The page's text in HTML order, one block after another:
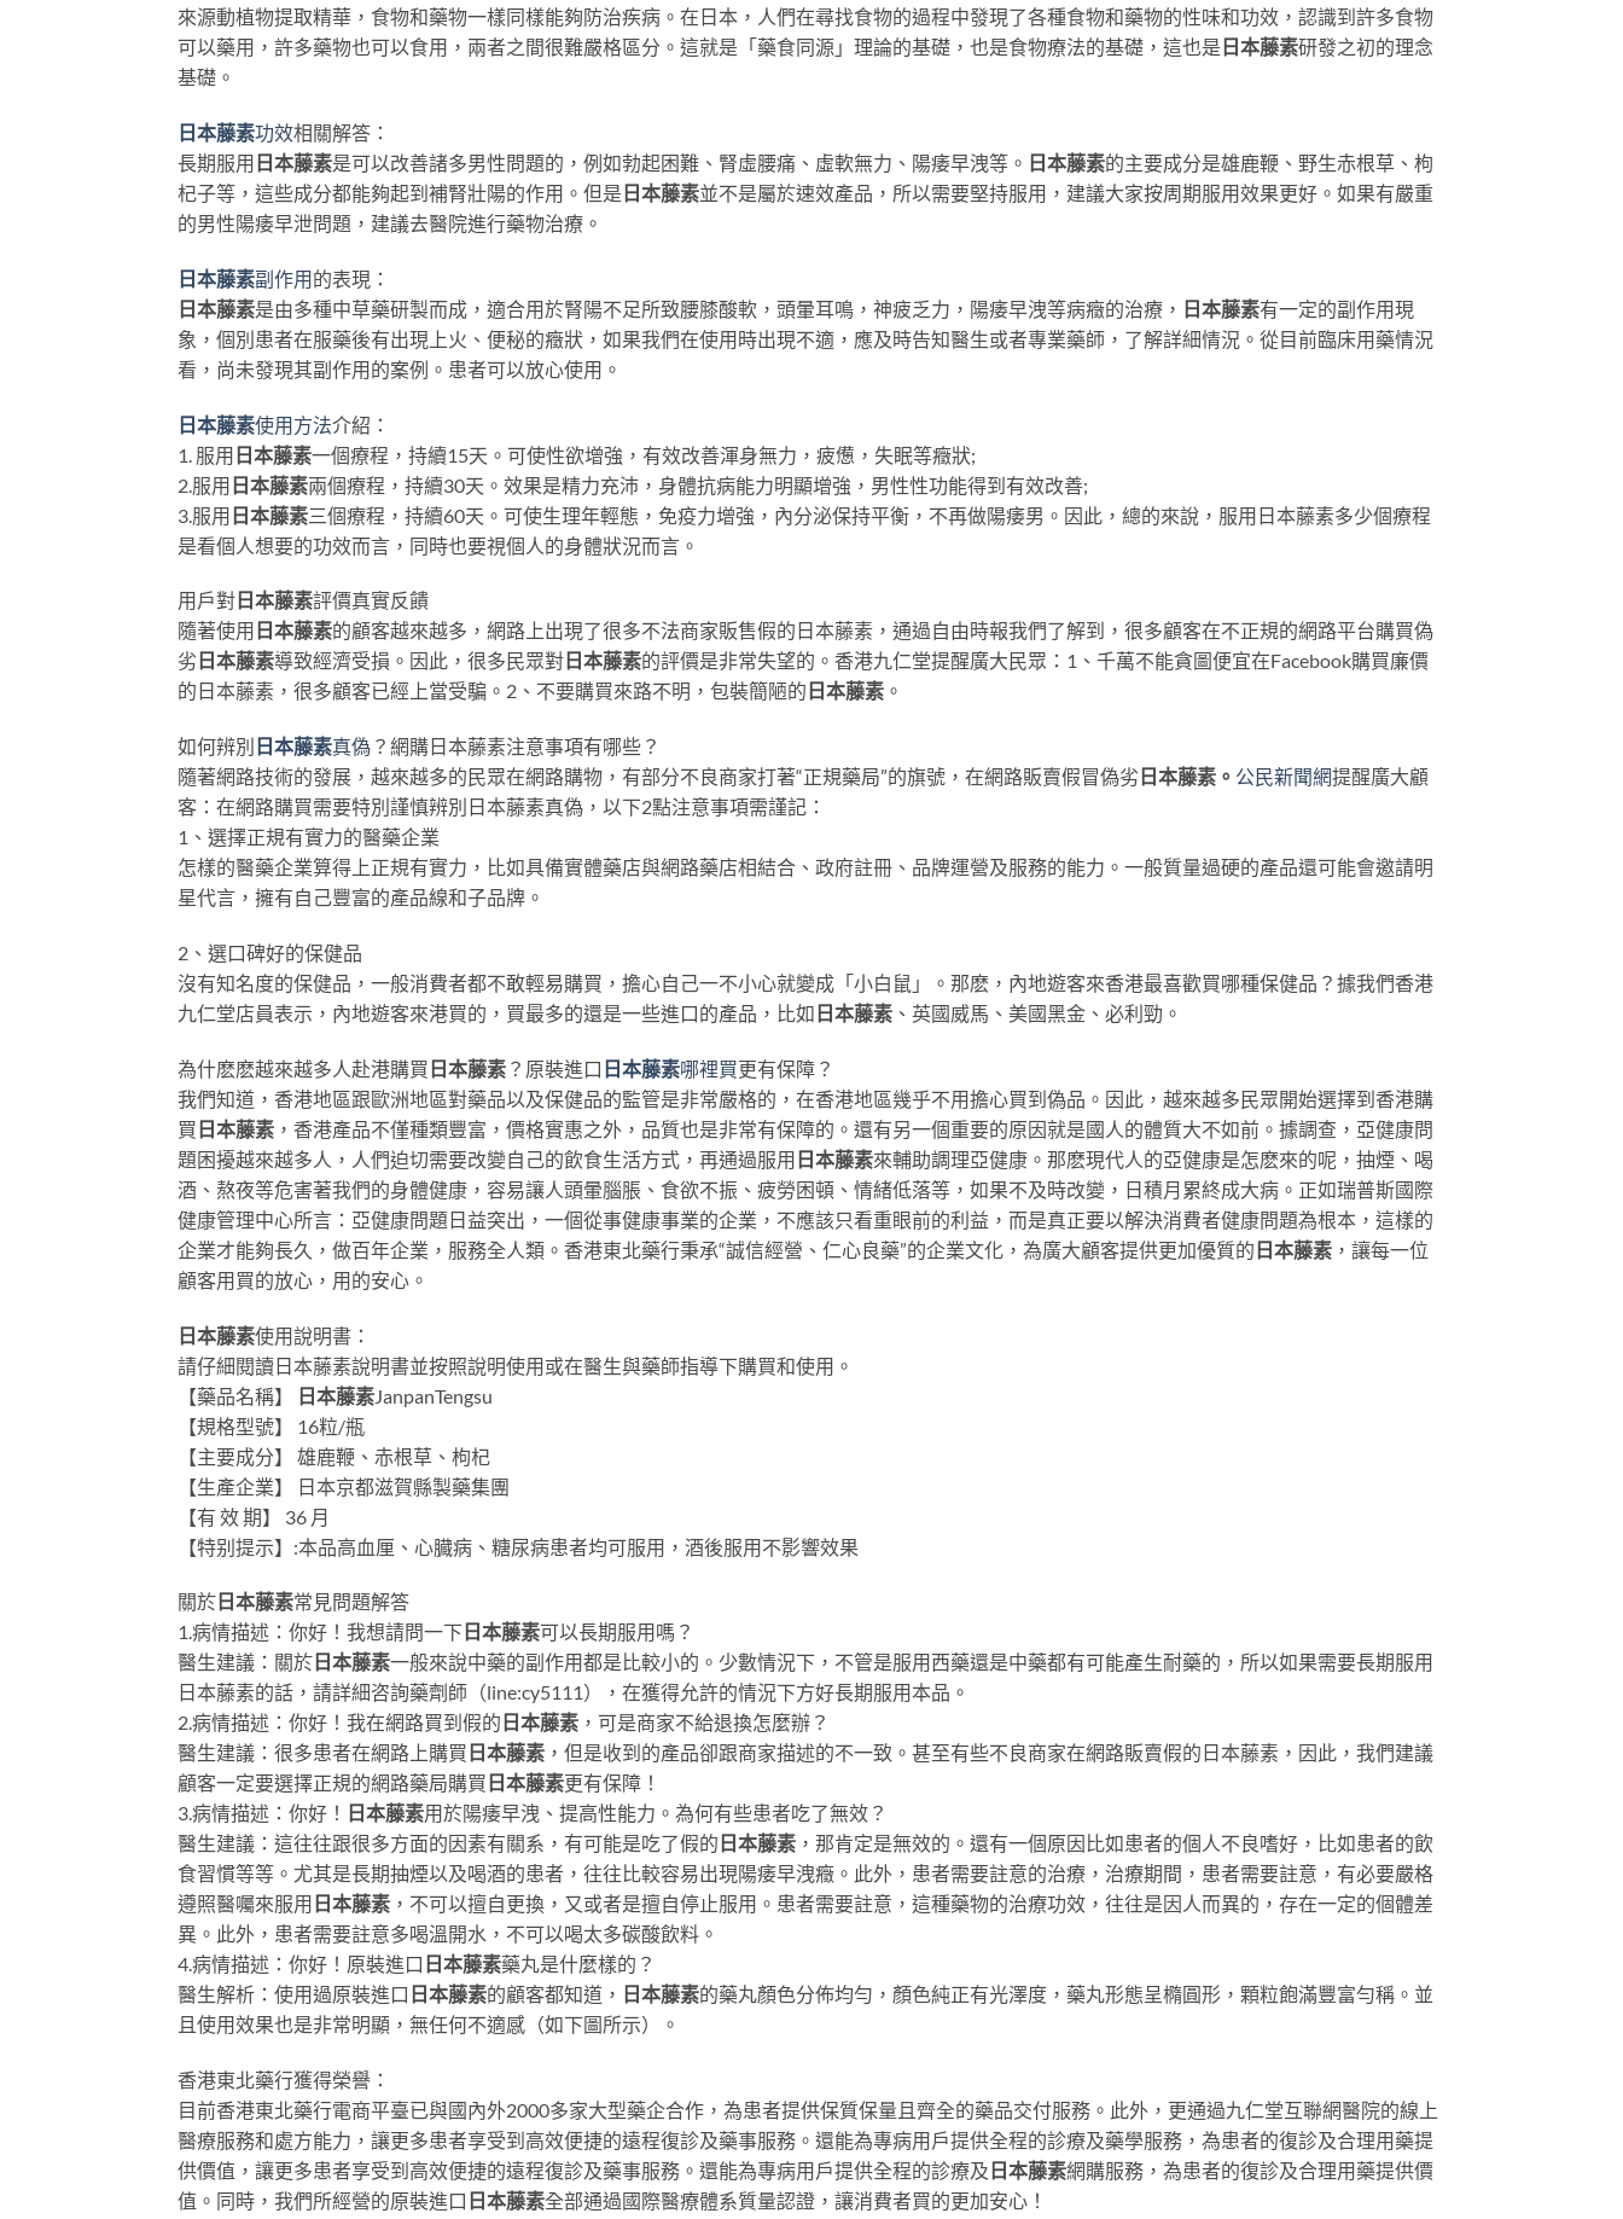
來源動植物提取精華，食物和藥物一樣同樣能夠防治疾病。在日本，人們在尋找食物的過程中發現了各種食物和藥物的性味和功效，認識到許多食物
可以藥用，許多藥物也可以食用，兩者之間很難嚴格區分。這就是「藥食同源」理論的基礎，也是食物療法的基礎，這也是 日本藤素研發之初的理念
基礎。
日本藤素功效相關解答：
長期服用 日本藤素是可以改善諸多男性問題的，例如勃起困難、腎虛腰痛、虛軟無力、陽痿早洩等。 日本藤素的主要成分是雄鹿鞭、野生赤根草、枸
杞子等，這些成分都能夠起到補腎壯陽的作用。但是 日本藤素並不是屬於速效產品，所以需要堅持服用，建議大家按周期服用效果更好。如果有嚴重
的男性陽痿早泄問題，建議去醫院進行藥物治療。
日本藤素副作用的表現：
日本藤素是由多種中草藥研製而成，適合用於腎陽不足所致腰膝酸軟，頭暈耳鳴，神疲乏力，陽痿早洩等病癥的治療， 日本藤素有一定的副作用現
象，個別患者在服藥後有出現上火、便秘的癥狀，如果我們在使用時出現不適，應及時告知醫生或者專業藥師，了解詳細情況。從目前臨床用藥情況
看，尚未發現其副作用的案例。患者可以放心使用。
日本藤素使用方法介紹：
1. 服用 日本藤素一個療程，持續15天。可使性欲增強，有效改善渾身無力，疲憊，失眠等癥狀;
2.服用 日本藤素兩個療程，持續30天。效果是精力充沛，身體抗病能力明顯增強，男性性功能得到有效改善;
3.服用 日本藤素三個療程，持續60天。可使生理年輕態，免疫力增強，內分泌保持平衡，不再做陽痿男。因此，總的來說，服用日本藤素多少個療程
是看個人想要的功效而言，同時也要視個人的身體狀況而言。
用戶對 日本藤素評價真實反饋
隨著使用 日本藤素的顧客越來越多，網路上出現了很多不法商家販售假的日本藤素，通過自由時報我們了解到，很多顧客在不正規的網路平台購買偽
劣 日本藤素導致經濟受損。因此，很多民眾對 日本藤素的評價是非常失望的。香港九仁堂提醒廣大民眾：1、千萬不能貪圖便宜在Facebook購買廉價
的日本藤素，很多顧客已經上當受騙。2、不要購買來路不明，包裝簡陋的 日本藤素 。
如何辨別 日本藤素真偽 ？網購日本藤素注意事項有哪些？
隨著網路技術的發展，越來越多的民眾在網路購物，有部分不良商家打著“正規藥局”的旗號，在網路販賣假冒偽劣 日本藤素。 公民新聞網提醒廣大顧
客：在網路購買需要特別謹慎辨別日本藤素真偽，以下2點注意事項需謹記：
1、選擇正規有實力的醫藥企業
怎樣的醫藥企業算得上正規有實力，比如具備實體藥店與網路藥店相結合、政府註冊、品牌運營及服務的能力。一般質量過硬的產品還可能會邀請明
星代言，擁有自己豐富的產品線和子品牌。
2、選口碑好的保健品
沒有知名度的保健品，一般消費者都不敢輕易購買，擔心自己一不小心就變成「小白鼠」。那麽，內地遊客來香港最喜歡買哪種保健品？據我們香港
九仁堂店員表示，內地遊客來港買的，買最多的還是一些進口的產品，比如 日本藤素 、英國威馬、美國黑金、必利勁。
為什麽麽越來越多人赴港購買 日本藤素 ？原裝進口 日本藤素哪裡買更有保障？
我們知道，香港地區跟歐洲地區對藥品以及保健品的監管是非常嚴格的，在香港地區幾乎不用擔心買到偽品。因此，越來越多民眾開始選擇到香港購
買 日本藤素 ，香港產品不僅種類豐富，價格實惠之外，品質也是非常有保障的。還有另一個重要的原因就是國人的體質大不如前。據調查，亞健康問
題困擾越來越多人，人們迫切需要改變自己的飲食生活方式，再通過服用 日本藤素來輔助調理亞健康。那麽現代人的亞健康是怎麽來的呢，抽煙、喝
酒、熬夜等危害著我們的身體健康，容易讓人頭暈腦脹、食欲不振、疲勞困頓、情緒低落等，如果不及時改變，日積月累終成大病。正如瑞普斯國際
健康管理中心所言：亞健康問題日益突出，一個從事健康事業的企業，不應該只看重眼前的利益，而是真正要以解決消費者健康問題為根本，這樣的
企業才能夠長久，做百年企業，服務全人類。香港東北藥行秉承“誠信經營、仁心良藥”的企業文化，為廣大顧客提供更加優質的 日本藤素 ，讓每一位
顧客用買的放心，用的安心。
日本藤素使用說明書：
請仔細閱讀日本藤素說明書並按照說明使用或在醫生與藥師指導下購買和使用。
【藥品名稱】
日本藤素 JanpanTengsu
【規格型號】 16粒/瓶
【主要成分】 雄鹿鞭、赤根草、枸杞
【生產企業】 日本京都滋賀縣製藥集團
【有 效 期】 36 月
【特别提示】:本品高血厘、心臓病、糖尿病患者均可服用，酒後服用不影響效果
關於 日本藤素常見問題解答
1.病情描述：你好！我想請問一下 日本藤素可以長期服用嗎？
醫生建議：關於 日本藤素一般來說中藥的副作用都是比較小的。少數情況下，不管是服用西藥還是中藥都有可能產生耐藥的，所以如果需要長期服用
日本藤素的話，請詳細咨詢藥劑師（line:cy5111），在獲得允許的情況下方好長期服用本品。
2.病情描述：你好！我在網路買到假的 日本藤素 ，可是商家不給退換怎麼辦？
醫生建議：很多患者在網路上購買 日本藤素 ，但是收到的產品卻跟商家描述的不一致。甚至有些不良商家在網路販賣假的日本藤素，因此，我們建議
顧客一定要選擇正規的網路藥局購買 日本藤素更有保障！
3.病情描述：你好！ 日本藤素用於陽痿早洩、提高性能力。為何有些患者吃了無效？
醫生建議：這往往跟很多方面的因素有關系，有可能是吃了假的 日本藤素 ，那肯定是無效的。還有一個原因比如患者的個人不良嗜好，比如患者的飲
食習慣等等。尤其是長期抽煙以及喝酒的患者，往往比較容易出現陽痿早洩癥。此外，患者需要註意的治療，治療期間，患者需要註意，有必要嚴格
遵照醫囑來服用 日本藤素 ，不可以擅自更換，又或者是擅自停止服用。患者需要註意，這種藥物的治療功效，往往是因人而異的，存在一定的個體差
異。此外，患者需要註意多喝溫開水，不可以喝太多碳酸飲料。
4.病情描述：你好！原裝進口 日本藤素藥丸是什麼樣的？
醫生解析：使用過原裝進口 日本藤素的顧客都知道， 日本藤素的藥丸顏色分佈均勻，顏色純正有光澤度，藥丸形態呈橢圓形，顆粒飽滿豐富勻稱。並
且使用效果也是非常明顯，無任何不適感（如下圖所示）。
香港東北藥行獲得榮譽：
目前香港東北藥行電商平臺已與國內外2000多家大型藥企合作，為患者提供保質保量且齊全的藥品交付服務。此外，更通過九仁堂互聯網醫院的線上
醫療服務和處方能力，讓更多患者享受到高效便捷的遠程復診及藥事服務。還能為專病用戶提供全程的診療及藥學服務，為患者的復診及合理用藥提
供價值，讓更多患者享受到高效便捷的遠程復診及藥事服務。還能為專病用戶提供全程的診療及 日本藤素網購服務，為患者的復診及合理用藥提供價
值。同時，我們所經營的原裝進口 日本藤素全部通過國際醫療體系質量認證，讓消費者買的更加安心！